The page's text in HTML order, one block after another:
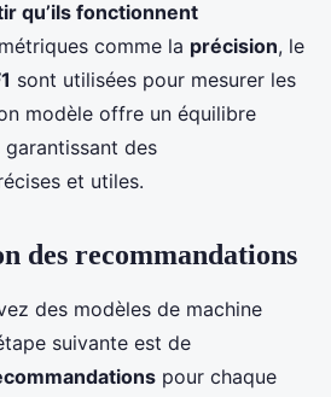
qu’ils fonctionnent
comme la précision, le
sont utilisées pour mesurer les
modèle offre un équilibre
des
et utiles.
des recommandations
des modèles de machine
suivante est de
pour chaque